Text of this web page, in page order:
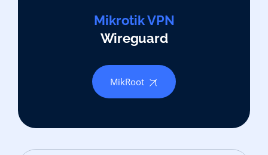
Mikrotik VPN
Wireguard
MikRoot